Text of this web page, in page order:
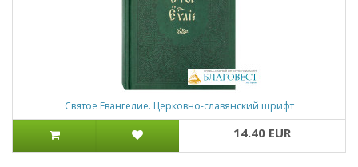
Святое Евангелие. Церковно-славянский шрифт
14.40 EUR